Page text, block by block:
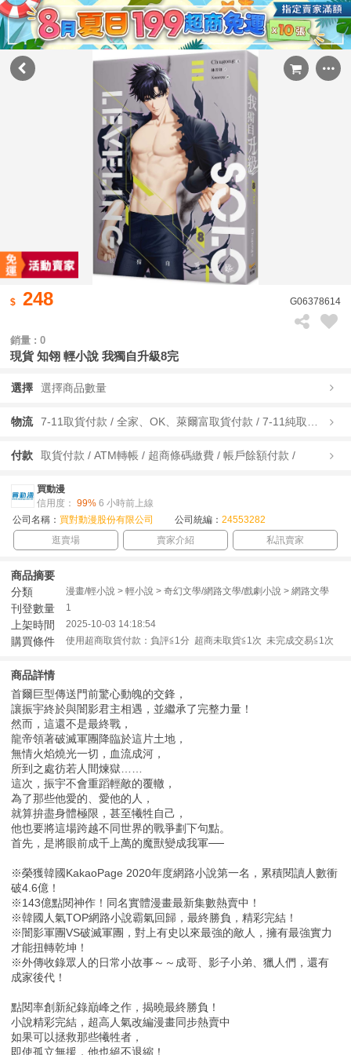
248 G06378614
銷量 : 0
現貨 知翎 輕小說 我獨自升級8完
選擇 選擇商品數量
物流
付款 取貨付款 / ATM轉帳 / 超商條碼繳費 / 帳戶餘額付款 /
買動漫
信用度： 99% 6 小時前上線
公司名稱： 買對動漫股份有限公司 公司統編： 24553282
逛賣場
賣家介紹 私訊賣家
商品摘要
分類
漫畫/輕小說 > 輕小說 > 奇幻文學/網路文學/戲劇小說 > 網路文學
刊登數量 1
上架時間 2025-10-03 14:18:54
購買條件 使用超商取貨付款：負評≦1分 超商未取貨≦1次 未完成交易≦1次
商品詳情
首爾巨型傳送門前驚心動魄的交鋒，
讓振宇終於與闇影君主相遇，並繼承了完整力量！
然而，這還不是最終戰，
龍帝領著破滅軍團降臨於這片土地，
無情火焰燒光一切，血流成河，
所到之處彷若人間煉獄……
這次，振宇不會重蹈輕敵的覆轍，
為了那些他愛的、愛他的人，
就算拚盡身體極限，甚至犧牲自己，
他也要將這場跨越不同世界的戰爭劃下句點。
首先，是將眼前成千上萬的魔獸變成我軍──
※榮獲韓國KakaoPage 2020年度網路小說第一名，累積閱讀人數衝
破4.6億！
※143億點閱神作！同名實體漫畫最新集數熱賣中！
※韓國人氣TOP網路小說霸氣回歸，最終勝負，精彩完結！
※闇影軍團VS破滅軍團，對上有史以來最強的敵人，擁有最強實力
才能扭轉乾坤！
※外傳收錄眾人的日常小故事～～成哥、影子小弟、獵人們，還有
成家後代！
點閱率創新紀錄巔峰之作，揭曉最終勝負！
小說精彩完結，超高人氣改編漫畫同步熱賣中
如果可以拯救那些犧牲者，
即使孤立無援，他也絕不退縮！